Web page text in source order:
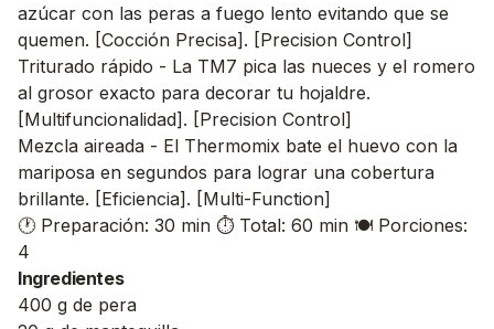
azúcar con las peras a fuego lento evitando que se
quemen. [Cocción Precisa]. [Precision Control]
Triturado rápido - La TM7 pica las nueces y el romero
al grosor exacto para decorar tu hojaldre.
[Multifuncionalidad]. [Precision Control]
Mezcla aireada - El Thermomix bate el huevo con la
mariposa en segundos para lograr una cobertura
brillante. [Eficiencia]. [Multi-Function]
🕐 Preparación: 30 min ⏱️ Total: 60 min 🍽️ Porciones:
4
Ingredientes
400 g de pera